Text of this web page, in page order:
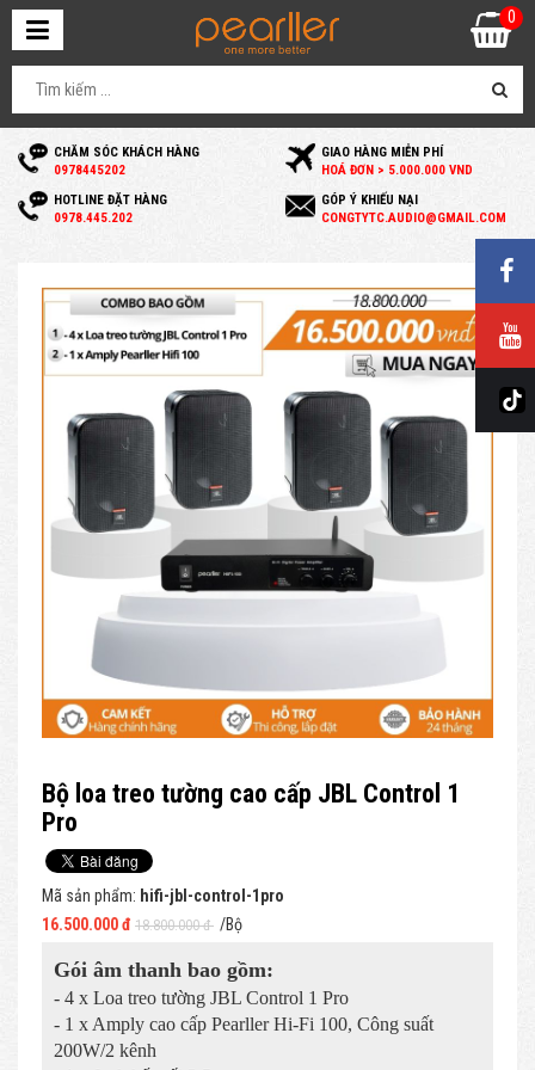
CHĂM SÓC KHÁCH HÀNG
0978445202
GIAO HÀNG MIỄN PHÍ
HOÁ ĐƠN > 5.000.000 VND
HOTLINE ĐẶT HÀNG
0978.445.202
GÓP Ý KHIẾU NẠI
CONGTYTC.AUDIO@GMAIL.COM
0
Bộ loa treo tường cao cấp JBL Control 1
Pro
Mã sản phẩm: hifi-jbl-control-1pro
16.500.000 đ 18.800.000 đ /Bộ
Gói âm thanh bao gồm:
- 4 x Loa treo tường JBL Control 1 Pro
- 1 x Amply cao cấp Pearller Hi-Fi 100, Công suất
200W/2 kênh